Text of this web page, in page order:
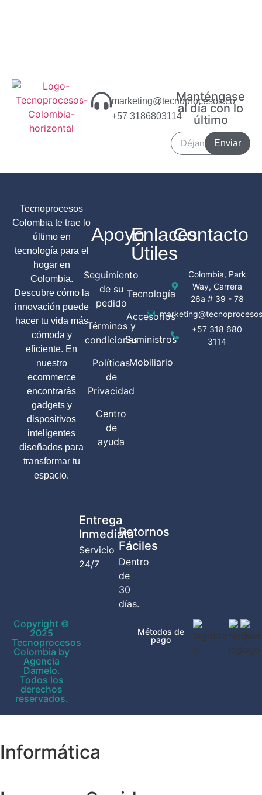
marketing@tecnoprocesos.co
+57 3186803114
Manténgase
al día con lo
último
Enviar
Tecnoprocesos
Colombia te trae lo
último en
tecnología para el
hogar en
Colombia.
Descubre cómo la
innovación puede
hacer tu vida más
cómoda y
eficiente. En
nuestro
ecommerce
encontrarás
gadgets y
dispositivos
inteligentes
diseñados para
transformar tu
espacio.
Entrega
Inmediata
Servicio
24/7
Retornos
Fáciles
Dentro
de
30
días.
Apoyo
Seguimiento
de su
pedido
Términos y
condiciones
Políticas
de
Privacidad
Centro
de
ayuda
Enlaces
Útiles
Tecnología
Accesorios
Suministros
Mobiliario
Contacto
Colombia, Park
Way, Carrera
26a # 39 - 78
+57 318 680
3114
Copyright ©
2025
Tecnoprocesos
Colombia by
Agencia
Damelo.
Todos los
derechos
reservados.
Métodos de
pago
Informática